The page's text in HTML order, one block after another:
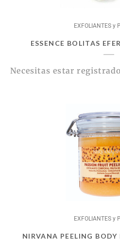
EXFOLIANTES y
ESSENCE BOLITAS
Necesitas estar
EXFOLIANTES y
NIRVANA PEELING